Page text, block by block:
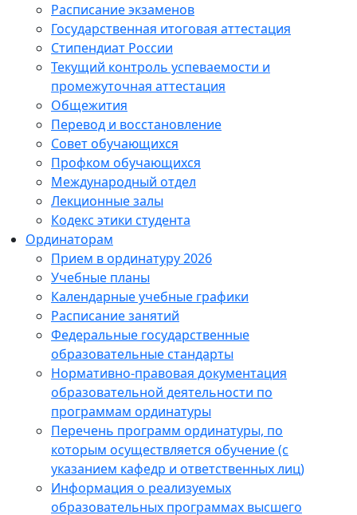
Расписание экзаменов
Государственная итоговая аттестация
Стипендиат России
Текущий контроль успеваемости и
промежуточная аттестация
Общежития
Перевод и восстановление
Совет обучающихся
Профком обучающихся
Международный отдел
Лекционные залы
Кодекс этики студента
Ординаторам
Прием в ординатуру 2026
Учебные планы
Календарные учебные графики
Расписание занятий
Федеральные государственные
образовательные стандарты
Нормативно-правовая документация
образовательной деятельности по
программам ординатуры
Перечень программ ординатуры, по
которым осуществляется обучение (с
указанием кафедр и ответственных лиц)
Информация о реализуемых
образовательных программах высшего